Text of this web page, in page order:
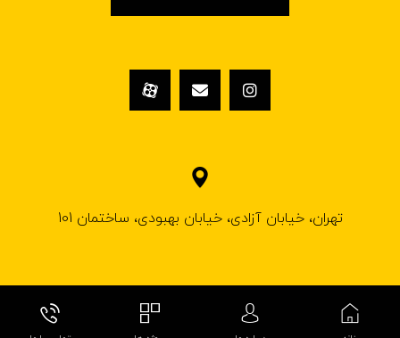
تهران، خیابان آزادی، خیابان بهبودی، ساختمان 101